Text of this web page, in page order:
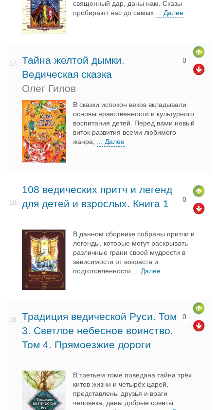
священный дар, даны нам. Сказы
пробирают нас до самых
... Далее
17.
Тайна желтой дымки.
Ведическая сказка
Олег Гилов
0
В сказки испокон веков вкладывали
основы нравственности и культурного
воспитания детей. Перед вами новый
виток развития всеми любимого
жанра, ... Далее
18.
108 ведических притч и легенд
для детей и взрослых. Книга 1
0
В данном сборнике собраны притчи и
легенды, которые могут раскрывать
различные грани своей мудрости в
зависимости от возраста и
подготовленности ... Далее
19.
Традиция ведической Руси. Том
3. Светлое небесное воинство.
Том 4. Прямоезжие дороги
0
В третьем томе поведана тайна трёх
китов жизни и четырёх царей,
представлены друзья и враги
человека, даны добрые советы